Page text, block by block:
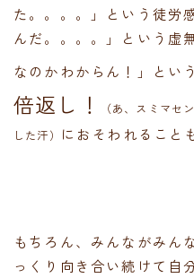
た。。。。」という徒労
んだ。。。。」という虚
なのかわからん！」という
倍返し！
（あ、スミマセ
した汗）
におそわれること
もちろん、みんながみん
っくり向き合い続けて自